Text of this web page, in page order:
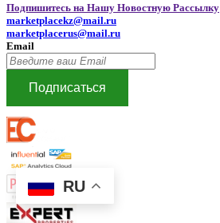
RU
Подпишитесь на Нашу Новостную Рассылку
marketplacekz@mail.ru
marketplacerus@mail.ru
Email
Подписаться